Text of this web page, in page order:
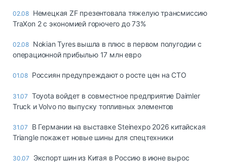
02.08 Немецкая ZF презентовала тяжелую трансмиссию
TraXon 2 с экономией горючего до 73%
02.08 Nokian Tyres вышла в плюс в первом полугодии с
операционной прибылью 17 млн евро
01.08 Россиян предупреждают о росте цен на СТО
31.07 Toyota войдет в совместное предприятие Daimler
Truck и Volvo по выпуску топливных элементов
31.07
В Германии на выставке Steinexpo 2026 китайская
Triangle покажет новые шины для спецтехники
30.07
Экспорт шин из Китая в Россию в июне вырос